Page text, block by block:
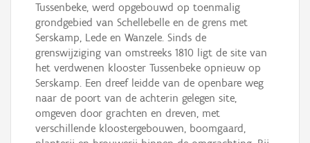
Tussenbeke, werd opgebouwd op toenmalig
grondgebied van Schellebelle en de grens met
Serskamp, Lede en Wanzele. Sinds de
grenswijziging van omstreeks 1810 ligt de site van
het verdwenen klooster Tussenbeke opnieuw op
Serskamp. Een dreef leidde van de openbare weg
naar de poort van de achterin gelegen site,
omgeven door grachten en dreven, met
verschillende kloostergebouwen, boomgaard,